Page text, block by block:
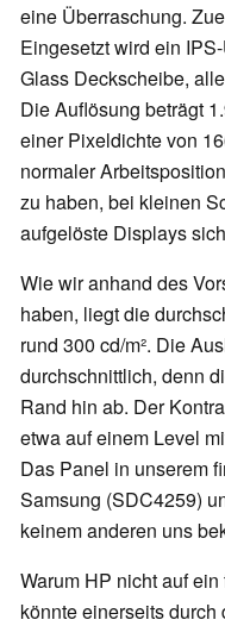
eine Überraschung.
Eingesetzt wird ein
Glass Deckscheibe,
Die Auflösung beträgt
einer Pixeldichte von
normaler
zu haben, bei kleinen
aufgelöste Displays
Wie wir anhand des
haben, liegt die
rund 300 cd/m². Die
durchschnittlich, denn
Rand hin ab. Der
etwa auf einem Level
Das Panel in unserem
Samsung (SDC4259)
keinem anderen uns
Warum HP nicht auf
könnte einerseits